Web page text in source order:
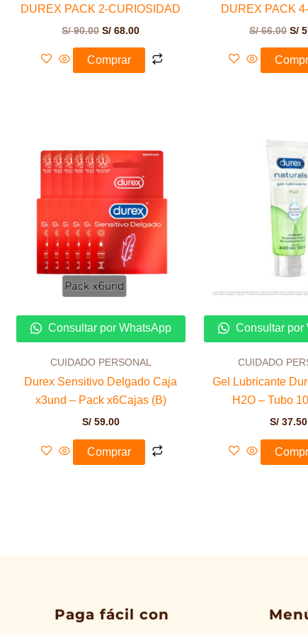
DUREX PACK 2-CURIOSIDAD
S/90.00 S/ 68.00
Comprar
DUREX PACK
S/66.00 S/
Consultar por WhatsApp
CUIDADO PERSONAL
Durex Sensitivo Delgado Caja
x3und – Pack x6Cajas (B)
S/59.00
Comprar
Consultar por
CUIDADO
Gel Lubricante
H2O – Tubo
S/37.50
Paga fácil con